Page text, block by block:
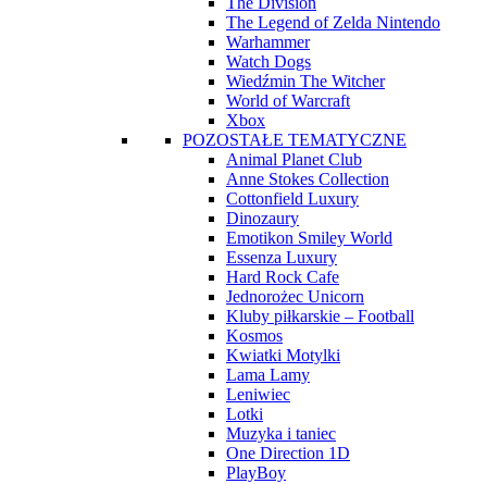
The Legend of Zelda Nintendo
Warhammer
Watch Dogs
Wiedźmin The Witcher
World of Warcraft
Xbox
POZOSTAŁE TEMATYCZNE
Animal Planet Club
Anne Stokes Collection
Cottonfield Luxury
Dinozaury
Emotikon Smiley World
Essenza Luxury
Hard Rock Cafe
Jednorożec Unicorn
Kluby piłkarskie – Football
Kosmos
Kwiatki Motylki
Lama Lamy
Leniwiec
Lotki
Muzyka i taniec
One Direction 1D
PlayBoy